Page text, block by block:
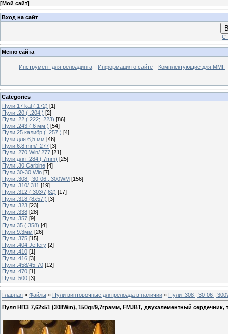
[Мой сайт]
Вход на сайт
Меню сайта
Инструмент для релоадинга Информация о сайте Комплектующие для ММГ
Categories
Пули 17 kal (.172) [1]
Пули .20 ( .204 ) [2]
Пули .22 (.222; .223) [86]
Пули .243 ( 6 мм ) [54]
Пули 25 калибр ( .257 ) [4]
Пули для 6,5 мм [46]
Пули 6,8 mm/ .277 [3]
Пули .270 Win/.277 [21]
Пули для .284 ( 7mm) [25]
Пули .30 Carbine [4]
Пули 30-30 Win [7]
Пули .308 , 30-06 , 300WM [156]
Пули .310/.311 [19]
Пули .312 ( 303/7,62) [17]
Пули .318 (8х57I) [3]
Пули .323 [23]
Пули .338 [28]
Пули .357 [9]
Пули 35 (.358) [4]
Пули 9,3мм [26]
Пули .375 [15]
Пули .404 Jeffery [2]
Пули .410 [1]
Пули .416 [3]
Пули .458/45-70 [12]
Пули .470 [1]
Пули .500 [3]
Главная » Файлы » Пули винтовочные для релоада в наличии » Пули .308 , 30-06 ,
Пуля НПЗ 7,62х51 (308Win), 150gr/9,7грамм, FMJВТ, двухэлементный сердечник,